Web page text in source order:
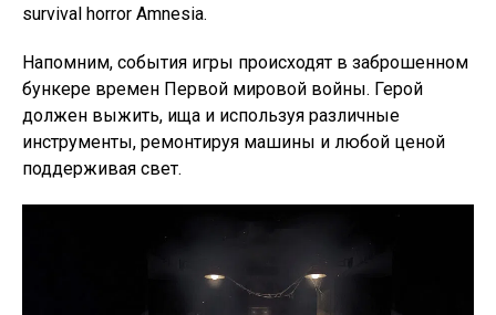
survival horror Amnesia.
Напомним, события игры происходят в заброшенном
бункере времен Первой мировой войны. Герой
должен выжить, ища и используя различные
инструменты, ремонтируя машины и любой ценой
поддерживая свет.